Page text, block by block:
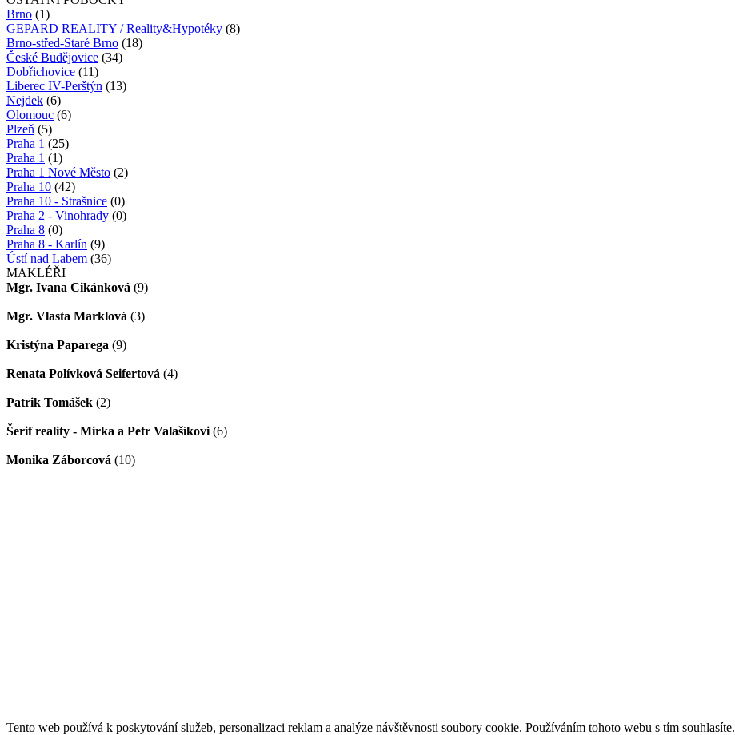
Brno (1)
GEPARD REALITY / Reality&Hypotéky (8)
Brno-střed-Staré Brno (18)
České Budějovice (34)
Dobřichovice (11)
Liberec IV-Perštýn (13)
Nejdek (6)
Olomouc (6)
Plzeň (5)
Praha 1 (25)
Praha 1 (1)
Praha 1 Nové Město (2)
Praha 10 (42)
Praha 10 - Strašnice (0)
Praha 2 - Vinohrady (0)
Praha 8 (0)
Praha 8 - Karlín (9)
Ústí nad Labem (36)
MAKLÉŘI
Mgr. Ivana Cikánková (9)
Mgr. Vlasta Marklová (3)
Kristýna Paparega (9)
Renata Polívková Seifertová (4)
Patrik Tomášek (2)
Šerif reality - Mirka a Petr Valašíkovi (6)
Monika Záborcová (10)
Tento web používá k poskytování služeb, personalizaci reklam a analýze návštěvnosti soubory cookie. Používáním tohoto webu s tím souhlasíte.